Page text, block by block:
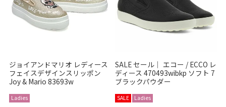
ジョイアンドマリオ レディース
フェイスデザインスリッポン
Joy & Mario 83693w
Ladies
SALE セール｜ エコー / ECCO レ
ディース 470493wibkp ソフト 7
ブラックパウダー
SALE Ladies